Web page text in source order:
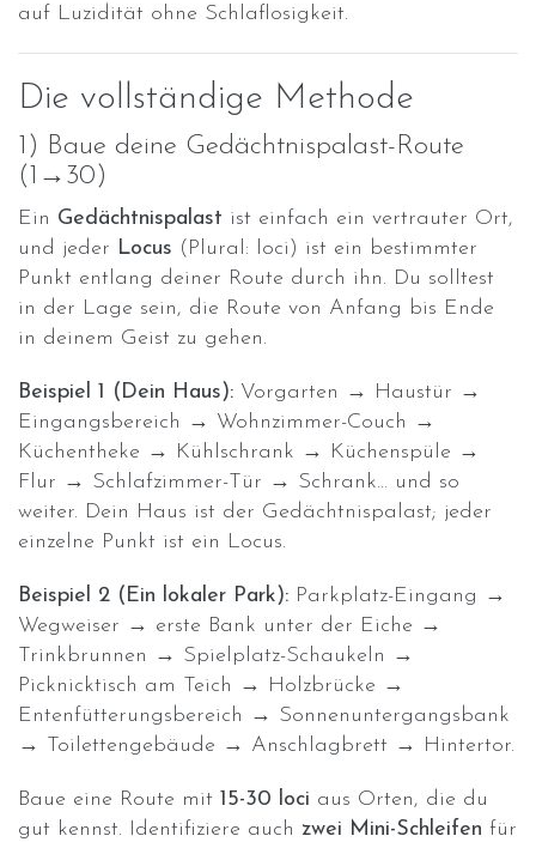
auf Luzidität ohne Schlaflosigkeit.
Die vollständige Methode
1) Baue deine Gedächtnispalast-Route
(1→30)
Ein Gedächtnispalast ist einfach ein vertrauter Ort,
und jeder Locus (Plural: loci) ist ein bestimmter
Punkt entlang deiner Route durch ihn. Du solltest
in der Lage sein, die Route von Anfang bis Ende
in deinem Geist zu gehen.
Beispiel 1 (Dein Haus): Vorgarten → Haustür →
Eingangsbereich → Wohnzimmer-Couch →
Küchentheke → Kühlschrank → Küchenspüle →
Flur → Schlafzimmer-Tür → Schrank… und so
weiter. Dein Haus ist der Gedächtnispalast; jeder
einzelne Punkt ist ein Locus.
Beispiel 2 (Ein lokaler Park): Parkplatz-Eingang →
Wegweiser → erste Bank unter der Eiche →
Trinkbrunnen → Spielplatz-Schaukeln →
Picknicktisch am Teich → Holzbrücke →
Entenfütterungsbereich → Sonnenuntergangsbank
→ Toilettengebäude → Anschlagbrett → Hintertor.
Baue eine Route mit 15-30 loci aus Orten, die du
gut kennst. Identifiziere auch zwei Mini-Schleifen für